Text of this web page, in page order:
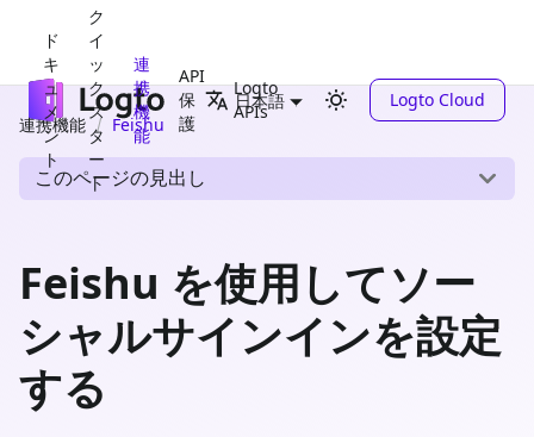
ド
キ
ュ
メ
ン
ト
ク
イ
ッ
ク
ス
タ
ー
ト
連
携
機
能
API
保
護
Logto
APIs
日本語
Logto Cloud
連携機能
Feishu
このページの見出し
Feishu を使用してソー
シャルサインインを設定
する